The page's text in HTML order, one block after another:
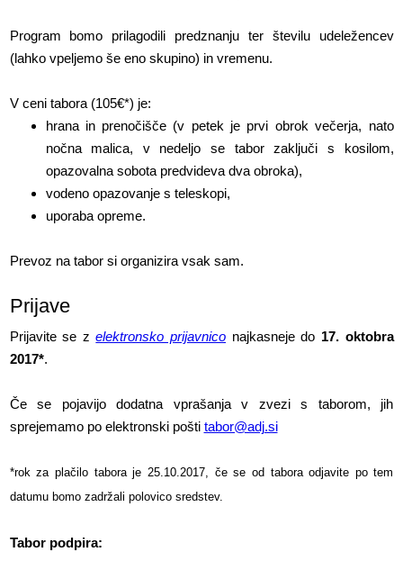
Program bomo prilagodili predznanju ter številu udeležencev
(lahko vpeljemo še eno skupino) in vremenu.
V ceni tabora (105€*) je:
hrana in prenočišče (v petek je prvi obrok večerja, nato
nočna malica, v nedeljo se tabor zaključi s kosilom,
opazovalna sobota predvideva dva obroka),
vodeno opazovanje s teleskopi,
uporaba opreme.
Prevoz na tabor si organizira vsak sam.
Prijave
Prijavite se zelektronsko prijavnico najkasneje do 17. oktobra
2017*.
Če se pojavijo dodatna vprašanja v zvezi s taborom, jih
sprejemamo po elektronski pošti tabor@adj.si
*rok za plačilo tabora je 25.10.2017, če se od tabora odjavite po tem
datumu bomo zadržali polovico sredstev.
Tabor podpira: